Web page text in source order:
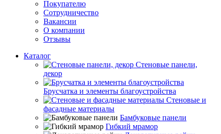
Покупателю
Сотрудничество
Вакансии
О компании
Отзывы
Каталог
Стеновые панели,
декор
Брусчатка и элементы благоустройства
Стеновые и
фасадные материалы
Бамбуковые панели
Гибкий мрамор